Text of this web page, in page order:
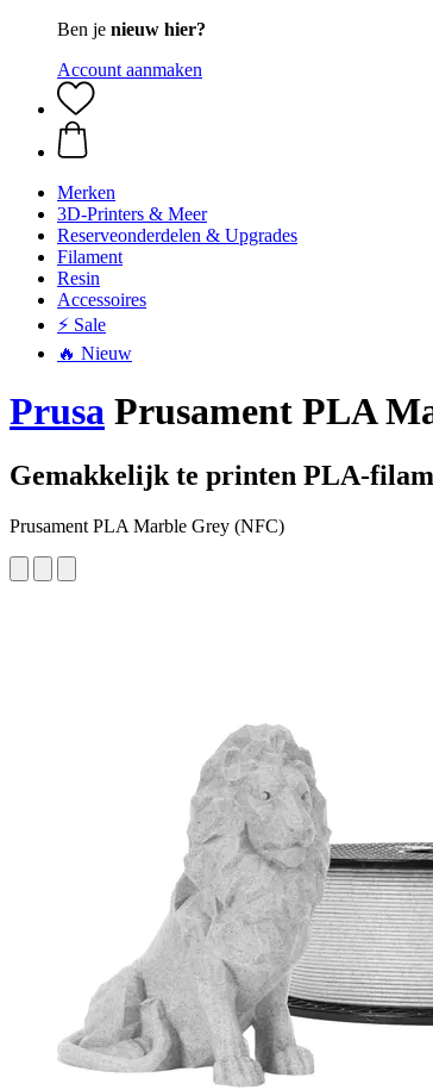
Ben je nieuw hier?
Account aanmaken
Merken
3D-Printers & Meer
Reserveonderdelen & Upgrades
Filament
Resin
Accessoires
⚡ Sale
🔥 Nieuw
Prusa Prusament PLA
Gemakkelijk te printen PLA-
Prusament PLA Marble Grey (NFC)